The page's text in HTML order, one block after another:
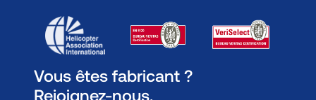
Vous êtes fabricant ?
Rejoignez-nous.